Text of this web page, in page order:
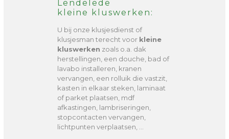
Lendelede
kleine kluswerken:
U bij onze klusjesdienst of
klusjesman terecht voor kleine
kluswerken zoals o.a. dak
herstellingen, een douche, bad of
lavabo installeren, kranen
vervangen, een rolluik die vastzit,
kasten in elkaar steken, laminaat
of parket plaatsen, mdf
afkastingen, lambriseringen,
stopcontacten vervangen,
lichtpunten verplaatsen, …